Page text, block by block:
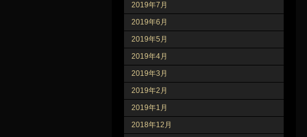
2019年7月
2019年6月
2019年5月
2019年4月
2019年3月
2019年2月
2019年1月
2018年12月